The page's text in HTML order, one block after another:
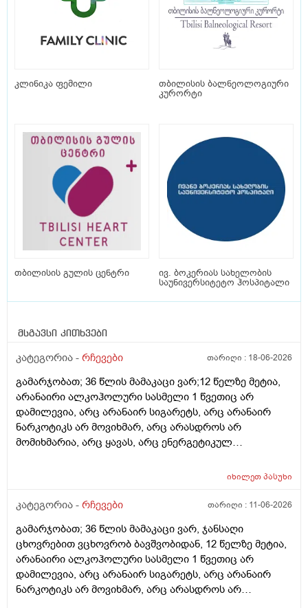
კლინიკა ფემილი
თბილისის ბალნეოლოგიური
კურორტი
თბილისის გულის ცენტრი
ივ. ბოკერიას სახელობის
საუნივერსიტეტო ჰოსპიტალი
მსგავსი კითხვები
კატეგორია - რჩევები თარიღი : 18-06-2026
გამარჯობათ; 36 წლის მამაკაცი ვარ;12 წელზე მეტია,
არანაირი ალკოჰოლური სასმელი 1 წვეთიც არ
დამილევია, არც არანაირ სიგარეტს, არც არანაირ
ნარკოტიკს არ მოვიხმარ, არც არასდროს არ
მომიხმარია, არც ყავას, არც ენერგეტიკულ
ვეკარები, ბევრ ხილ-ბოსტნეულს ვჭამ, მათ შორის
ვჭამ (შეძლებისდაგვარად ჯანსაღ საჭმელებს),
საშუალოდ 2 ლიტრ წყალს ვსვამ, ხანდახან სხვადასხვა
მინერალურ წყალსაც, ფეხით ბევრს დავდივარ, როცა
დრო მაქვს, სხვა ვარჯიშებსაც ვაკეთებ, არ მაწუხებს
არანაირი დაავადება, საერთოდ არაფერი არ მაწუხებს
არც სხეულის შიგნით, არც გარეთ (ჯერ არაფერი არ
იხილეთპასუხი
კატეგორია - რჩევები თარიღი : 11-06-2026
გამარჯობათ; 36 წლის მამაკაცი ვარ, ჯანსაღი
ცხოვრებით ვცხოვრობ ბავშვობიდან, 12 წელზე მეტია,
არანაირი ალკოჰოლური სასმელი 1 წვეთიც არ
დამილევია, არც არანაირ სიგარეტს, არც არანაირ
ნარკოტიკს არ მოვიხმარ, არც არასდროს არ